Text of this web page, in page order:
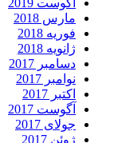
آگوست 2019
مارس 2018
فوریه 2018
ژانویه 2018
دسامبر 2017
نوامبر 2017
اکتبر 2017
آگوست 2017
جولای 2017
ژوئن 2017